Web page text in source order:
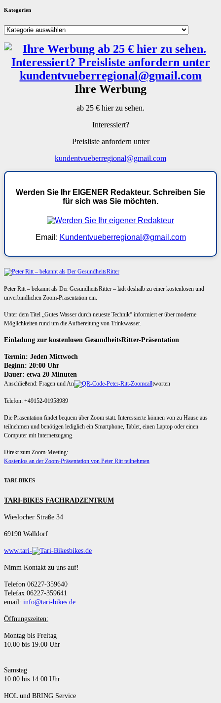
Kategorien
Kategorien
Ihre Werbung
ab 25 € hier zu sehen.
Interessiert?
Preisliste anfordern unter
kundentvueberregional@gmail.com
Werden Sie Ihr EIGENER Redakteur. Schreiben Sie
für sich was Sie möchten.
Email: Kundentvueberregional@gmail.com
Peter Ritt – bekannt als Der GesundheitsRitter – lädt deshalb zu einer kostenlosen und
unverbindlichen Zoom-Präsentation ein.
Unter dem Titel „Gutes Wasser durch neueste Technik“ informiert er über moderne
Möglichkeiten rund um die Aufbereitung von Trinkwasser.
Einladung zur kostenlosen GesundheitsRitter-Präsentation
Termin: Jeden Mittwoch
Beginn: 20:00 Uhr
Dauer: etwa 20 Minuten
Anschließend: Fragen und An tworten
Telefon: +49152-01958989
Die Präsentation findet bequem über Zoom statt. Interessierte können von zu Hause aus
teilnehmen und benötigen lediglich ein Smartphone, Tablet, einen Laptop oder einen
Computer mit Internetzugang.
Direkt zum Zoom-Meeting:
Kostenlos an der Zoom-Präsentation von Peter Ritt teilnehmen
TARI-BIKES
TARI-BIKES FACHRADZENTRUM
Wieslocher Straße 34
69190 Walldorf
www.tari- bikes.de
Nimm Kontakt zu uns auf!
Telefon 06227-359640
Telefax 06227-359641
email: info@tari-bikes.de
Öffnungszeiten:
Montag bis Freitag
10.00 bis 19.00 Uhr
Samstag
10.00 bis 14.00 Uhr
HOL und BRING Service